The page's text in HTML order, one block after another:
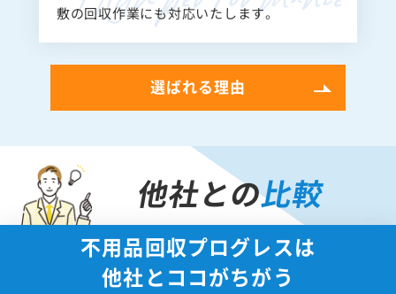
敷の回収作業にも対応いたします。
選ばれる理由
他社との比較
不用品回収プログレスは
他社とココがちがう